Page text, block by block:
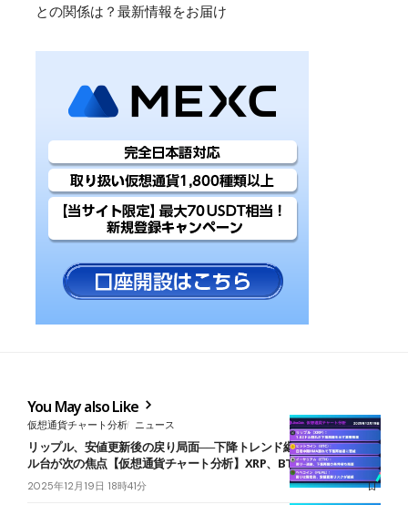
との関係は？最新情報をお届け
You May also Like
仮想通貨チャート分析 ニュース
リップル、安値更新後の戻り局面──下降トレンド継続ならば1.70ド
ル台が次の焦点【仮想通貨チャート分析】XRP、BTC、ETH、PEPE
2025年12月19日 18時41分